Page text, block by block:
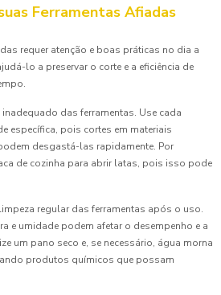
Ferramentas Afiadas
requer atenção e boas práticas no dia a
lo a preservar o corte e a eficiência de
das ferramentas. Use cada
específica, pois cortes em materiais
desgastá-las rapidamente. Por
de cozinha para abrir latas, pois isso pode
regular das ferramentas após o uso.
e umidade podem afetar o desempenho e a
um pano seco e, se necessário, água morna
produtos químicos que possam